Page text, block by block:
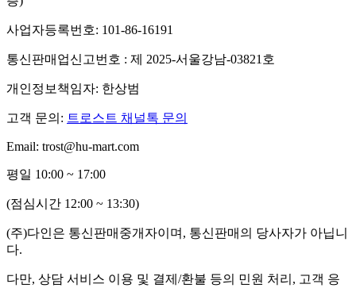
사업자등록번호: 101-86-16191
통신판매업신고번호 : 제 2025-서울강남-03821호
개인정보책임자: 한상범
고객 문의: 트로스트 채널톡 문의
Email: trost@hu-mart.com
평일 10:00 ~ 17:00
(점심시간 12:00 ~ 13:30)
(주)다인은 통신판매중개자이며, 통신판매의 당사자가 아닙니
다.
다만, 상담 서비스 이용 및 결제/환불 등의 민원 처리, 고객 응